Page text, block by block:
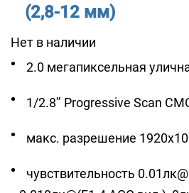
Решения для бизнеса
Оплата
Инструкции
Каталог камер
Статьи
+7 (727) 317-61-61
(2,8-12 мм)
Нет в наличии
2.0 мегапиксельная
1/2.8’’ Progressive Scan
макс. разрешение
чувствительность 0.01лк@(F1.2,AGC вкл.),